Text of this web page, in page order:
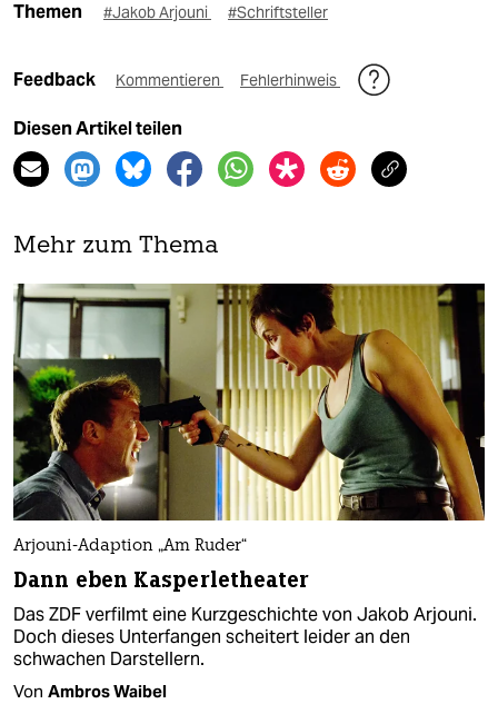
Themen #Jakob Arjouni #Schriftsteller
Feedback Kommentieren Fehlerhinweis
Diesen Artikel teilen
Mehr zum Thema
Arjouni-Adaption „Am Ruder“
Dann eben Kasperletheater
Das ZDF verfilmt eine Kurzgeschichte von Jakob Arjouni.
Doch dieses Unterfangen scheitert leider an den
schwachen Darstellern.
Von Ambros Waibel